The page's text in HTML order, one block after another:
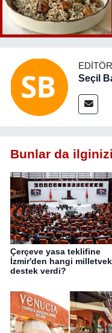
Seçil
Bunlar da
Çerçeve yasa teklifine
İzmir'den hangi
destek verdi?